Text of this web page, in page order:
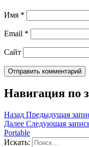
Имя *
Email *
Сайт
Навигация по
Назад Предыдущая
Далее Следующая
Portable
Искать: